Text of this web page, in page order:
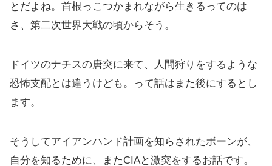
とだよね。首根っこつかまれながら生きるってのは
さ、第二次世界大戦の頃からそう。
ドイツのナチスの唐突に来て、人間狩りをするような
恐怖支配とは違うけども。って話はまた後にするとし
ます。
そうしてアイアンハンド計画を知らされたボーンが、
自分を知るために、またCIAと激突をするお話です。